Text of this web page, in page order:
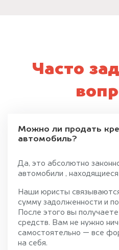
Часто
Можно ли продать
автомобиль?
Да, это абсолютно
автомобили ,
Наши юристы
сумму задолженности и
После этого вы
средств. Вам не нужно
самостоятельно — все
на себя.